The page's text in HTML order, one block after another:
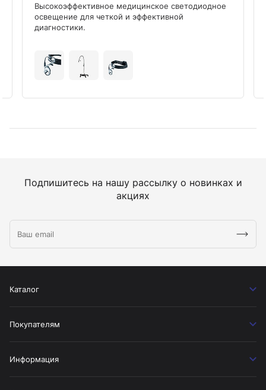
Высокоэффективное медицинское светодиодное
освещение для четкой и эффективной
диагностики.
Подпишитесь на нашу рассылку о новинках и
акциях
Каталог
Покупателям
Информация